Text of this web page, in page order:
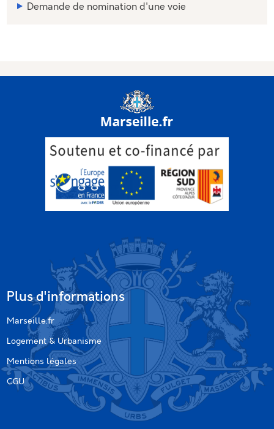
Demande de nomination d'une voie
Plus d'informations
Marseille.fr
Logement & Urbanisme
Mentions légales
CGU